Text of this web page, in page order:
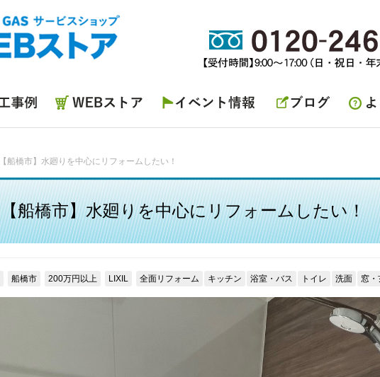
【船橋市】水廻りを中心にリフォームしたい！
【船橋市】水廻りを中心にリフォームしたい！
船橋市 200万円以上 LIXIL 全面リフォーム キッチン 浴室・バス トイレ 洗面 窓・